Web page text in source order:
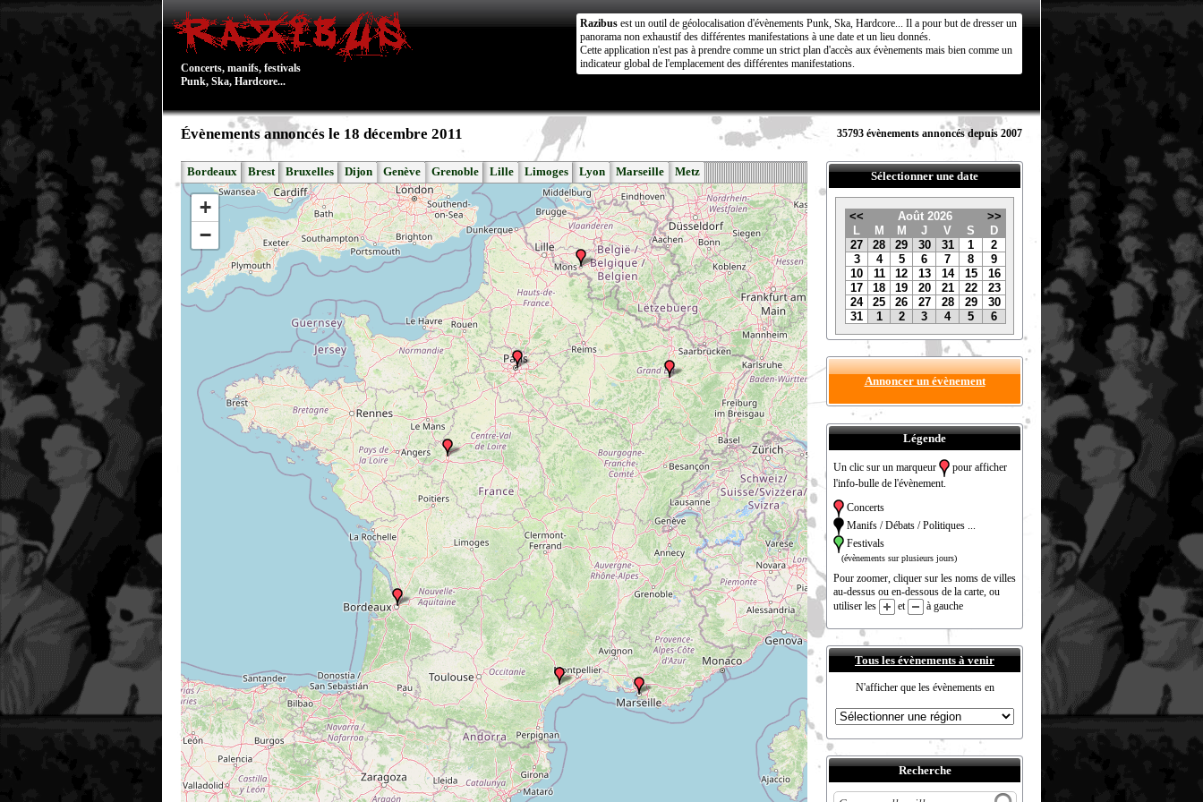
Concerts, manifs, festivals
Punk, Ska, Hardcore...
Razibus est un outil de géolocalisation d'évènements Punk, Ska, Hardcore... Il a pour but de dresser un
panorama non exhaustif des différentes manifestations à une date et un lieu donnés.
Cette application n'est pas à prendre comme un strict plan d'accès aux évènements mais bien comme un
indicateur global de l'emplacement des différentes manifestations.
Évènements annoncés le 18 décembre 2011 35793 évènements annoncés depuis 2007
Bordeaux Brest Bruxelles Dijon Genève Grenoble Lille Limoges Lyon Marseille Metz
+
−
Sélectionner une date
<< Août 2026
>>
L
M M J V S
D
27
28 29 30 31 1
2
3
4 5 6 7 8
9
10
11 12 13 14 15
16
17
18 19 20 21 22
23
24
25 26 27 28 29
30
31
1 2 3 4 5 6
Annoncer un évènement
Légende
Un clic sur un marqueur
pour afficher
l'info-bulle de l'évènement.
Concerts
Manifs / Débats / Politiques ...
Festivals
(évènements sur plusieurs jours)
Pour zoomer, cliquer sur les noms de villes
au-dessus ou en-dessous de la carte, ou
utiliser les
et à gauche
Tous les évènements à venir
N'afficher que les évènements en
Recherche